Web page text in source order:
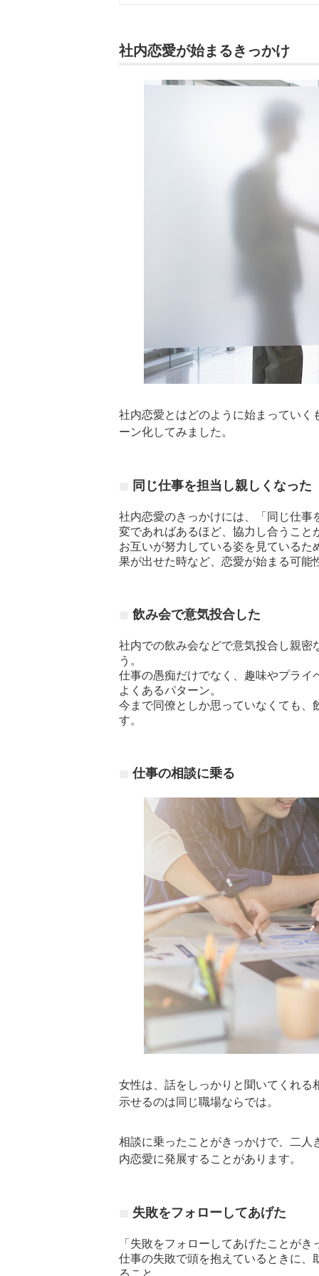
社内恋愛が始まるきっかけ
社内恋愛とはどのように始まってい
ーン化してみました。
同じ仕事を担当し親しくなった
社内恋愛のきっかけには、「同じ仕
変であればあるほど、協力し合うこと
お互いが努力している姿を見ている
果が出せた時など、恋愛が始まる可能
飲み会で意気投合した
社内での飲み会などで意気投合し親
う。
仕事の愚痴だけでなく、趣味やプラ
よくあるパターン。
今まで同僚としか思っていなくても
す。
仕事の相談に乗る
女性は、話をしっかりと聞いてくれ
示せるのは同じ職場ならでは。
相談に乗ったことがきっかけで、二
内恋愛に発展することがあります。
失敗をフォローしてあげた
「失敗をフォローしてあげたことが
仕事の失敗で頭を抱えているときに
ること。